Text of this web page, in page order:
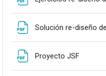
Solución re-diseño
Proyecto JSF